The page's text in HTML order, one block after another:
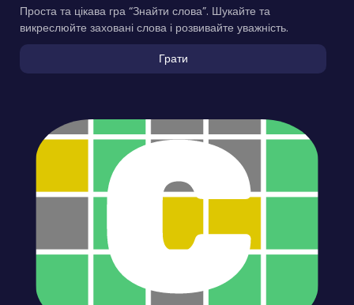
Проста та цікава гра “Знайти слова”. Шукайте та
викреслюйте заховані слова і розвивайте уважність.
Грати